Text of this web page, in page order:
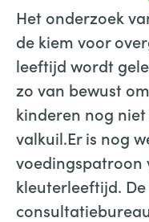
Het onderzoek
de kiem voor
leeftijd wordt
zo van bewust
kinderen nog
valkuil.Er is nog
voedingspatroon
kleuterleeftijd.